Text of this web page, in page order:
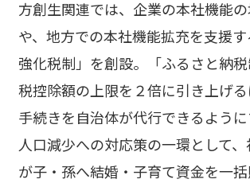
方創生関連では、企業の本社機能
や、地方での本社機能拡充を支援
強化税制」を創設。「ふるさと納
税控除額の上限を２倍に引き上げ
手続きを自治体が代行できるように
人口減少への対応策の一環として
が子・孫へ結婚・子育て資金を一